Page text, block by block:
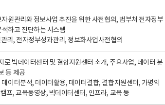
원관리와 정보사업 추진을 위한 사전협의, 범부처 전자정부
하고 진단하는 시스템
리, 전자정부성과관리, 정보화사업사전협의
로 빅데이터센터 및 결합지원센터 소개, 주요사업, 데이터 분
등 제공
이터분석, 데이터활용, 데이터결합, 결합지원센터, 가명익
프, 교육동영상, 빅데이터센터, 인프라, 교육 등